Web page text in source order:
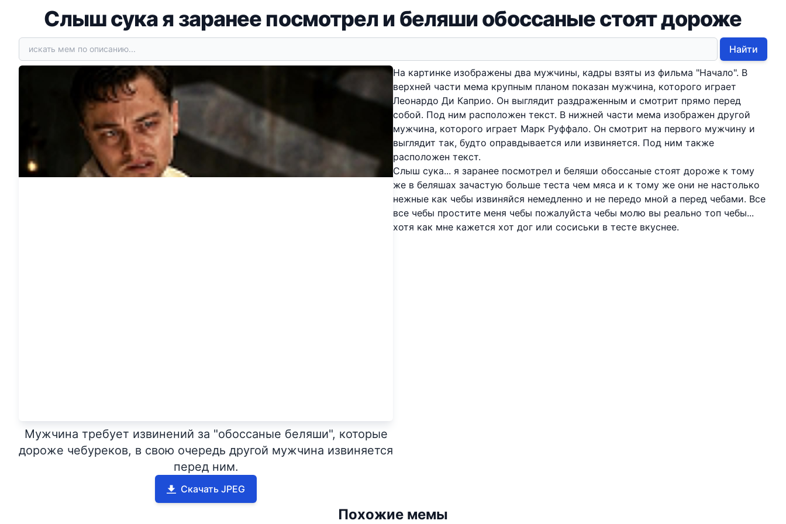
Слыш сука я заранее посмотрел и беляши обоссаные стоят дороже
Найти
Мужчина требует извинений за "обоссаные беляши", которые
дороже чебуреков, в свою очередь другой мужчина извиняется
перед ним.
Скачать JPEG
На картинке изображены два мужчины, кадры взяты из фильма "Начало". В
верхней части мемa крупным планом показан мужчина, которого играет
Леонардо Ди Каприо. Он выглядит раздраженным и смотрит прямо перед
собой. Под ним расположен текст. В нижней части мемa изображен другой
мужчина, которого играет Марк Руффало. Он смотрит на первого мужчину и
выглядит так, будто оправдывается или извиняется. Под ним также
расположен текст.
Слыш сука... я заранее посмотрел и беляши обоссаные стоят дороже к тому
же в беляшах зачастую больше теста чем мяса и к тому же они не настолько
нежные как чебы извиняйся немедленно и не передо мной а перед чебами. Все
все чебы простите меня чебы пожалуйста чебы молю вы реально топ чебы...
хотя как мне кажется хот дог или сосиськи в тесте вкуснее.
Похожие мемы